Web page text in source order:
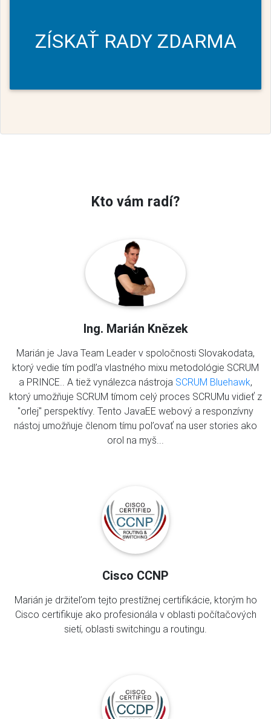
ZÍSKAŤ RADY ZDARMA
Kto vám radí?
Ing. Marián Knězek
Marián je Java Team Leader v spoločnosti Slovakodata,
ktorý vedie tím podľa vlastného mixu metodológie SCRUM
a PRINCE.. A tiež vynálezca nástroja SCRUM Bluehawk,
ktorý umožňuje SCRUM tímom celý proces SCRUMu vidieť z
"orlej" perspektívy. Tento JavaEE webový a responzívny
nástoj umožňuje členom tímu poľovať na user stories ako
orol na myš...
Cisco CCNP
Marián je držiteľom tejto prestížnej certifikácie, ktorým ho
Cisco certifikuje ako profesionála v oblasti počítačových
sietí, oblasti switchingu a routingu.